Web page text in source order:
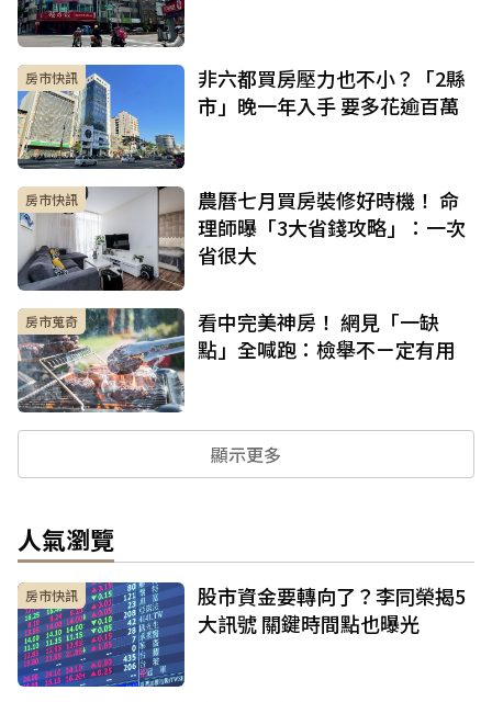
房市快訊
非六都買房壓力也不小？「2縣
市」晚一年入手 要多花逾百萬
房市快訊
農曆七月買房裝修好時機！ 命
理師曝「3大省錢攻略」：一次
省很大
房市蒐奇
看中完美神房！ 網見「一缺
點」全喊跑：檢舉不ㄧ定有用
顯示更多
人氣瀏覽
房市快訊
股市資金要轉向了？李同榮揭5
大訊號 關鍵時間點也曝光